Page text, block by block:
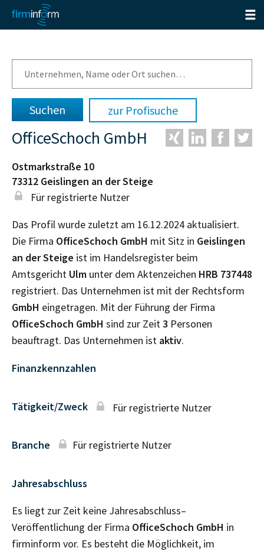
zur Profisuche
OfficeSchoch GmbH
Ostmarkstraße 10
73312 Geislingen an der Steige
Für registrierte Nutzer
Das Profil wurde zuletzt am 16.12.2024 aktualisiert.
Die Firma OfficeSchoch GmbH mit Sitz in Geislingen
an der Steige ist im Handelsregister beim
Amtsgericht Ulm unter dem Aktenzeichen HRB 737448
registriert. Das Unternehmen ist mit der Rechtsform
GmbH eingetragen. Mit der Führung der Firma
OfficeSchoch GmbH sind zur Zeit3 Personen
beauftragt. Das Unternehmen ist aktiv.
Finanzkennzahlen
Tätigkeit/Zweck Für registrierte Nutzer
Branche Für registrierte Nutzer
Jahresabschluss
Es liegt zur Zeit keine Jahresabschluss–
Veröffentlichung der Firma OfficeSchoch GmbH in
firminform vor. Es besteht die Möglichkeit, im